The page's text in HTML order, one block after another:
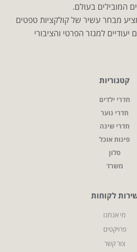
המובילים בעולם.
מבחר עשיר של קולקציות טפטים
למגזר הפרטי והציבורי
קטגוריות
חדרי ילדים
חדרי נוער
חדרי שינה
פינות אוכל
סלון
משרד
לקוחות
מי אנחנו
פרויקטים
צור קשר